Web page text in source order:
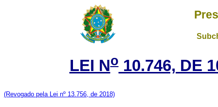
LEI No10.746, DE
(Revogado pela Lei nº 13.756, de 2018)